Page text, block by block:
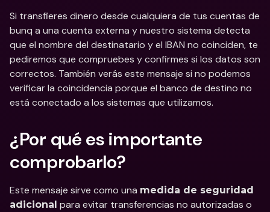
Si transfieres dinero desde cualquiera de tus cuentas de
bunq a una cuenta externa y nuestro sistema detecta
que el nombre del destinatario y el IBAN no coinciden, te
pediremos que compruebes y confirmes si los datos son
correctos. También verás este mensaje si no podemos
verificar la coincidencia porque el banco de destino no
está conectado a los sistemas que utilizamos.
¿Por qué es importante
comprobarlo?
Este mensaje sirve como una medida de seguridad
adicional para evitar transferencias no autorizadas o